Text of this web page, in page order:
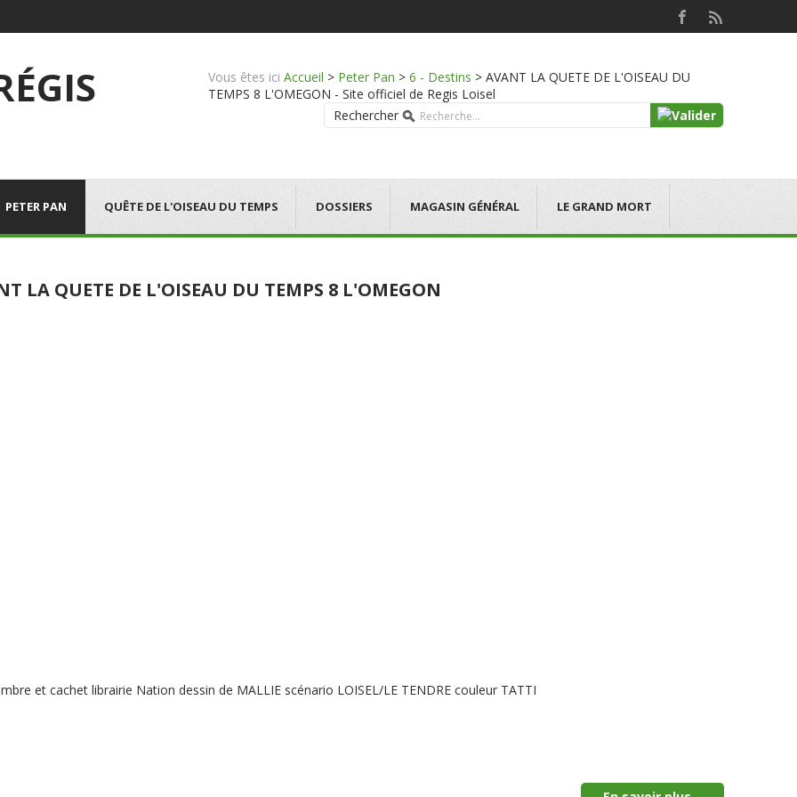
Vous êtes ici Accueil > Peter Pan > 6 - Destins > AVANT LA QUETE DE L'OISEAU DU
TEMPS 8 L'OMEGON - Site officiel de Regis Loisel
Rechercher
PETER PAN QUÊTE DE L'OISEAU DU TEMPS DOSSIERS MAGASIN GÉNÉRAL LE GRAND MORT
LA QUETE DE L'OISEAU DU TEMPS 8 L'OMEGON
et cachet librairie Nation dessin de MALLIE scénario LOISEL/LE TENDRE couleur TATTI